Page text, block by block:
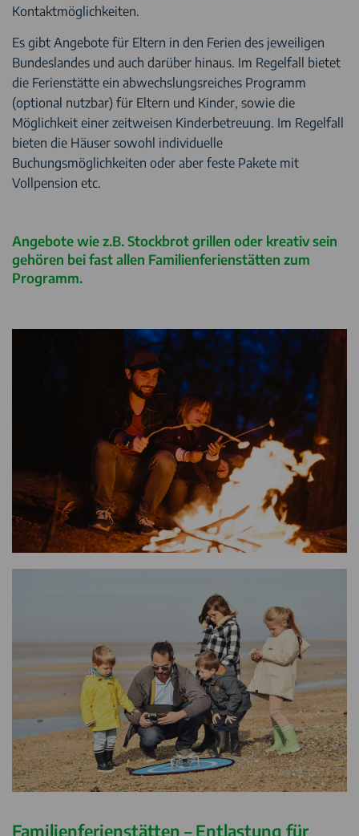
Kontaktmöglichkeiten.
Es gibt Angebote für Eltern in den Ferien des jeweiligen
Bundeslandes und auch darüber hinaus. Im Regelfall bietet
die Ferienstätte ein abwechslungsreiches Programm
(optional nutzbar) für Eltern und Kinder, sowie die
Möglichkeit einer zeitweisen Kinderbetreuung. Im Regelfall
bieten die Häuser sowohl individuelle
Buchungsmöglichkeiten oder aber feste Pakete mit
Vollpension etc.
Angebote wie z.B. Stockbrot grillen oder kreativ sein
gehören bei fast allen Familienferienstätten zum
Programm.
Familienferienstätten – Entlastung für